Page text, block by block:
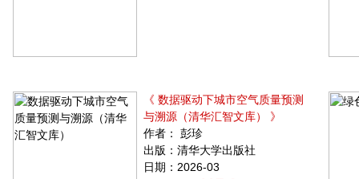
《 数据驱动下城市空气质量预测
与溯源（清华汇智文库） 》
作者： 彭珍
出版：清华大学出版社
日期：2026-03